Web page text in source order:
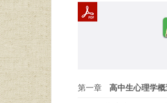
第一章 高中生心理学